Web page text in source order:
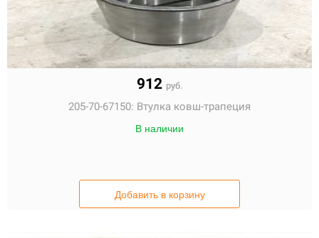
912 руб.
205-70-67150: Втулка ковш-трапеция
В наличии
Добавить в корзину